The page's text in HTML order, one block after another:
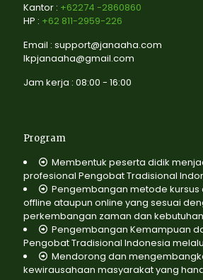
Kantor : +62274 -2860860
HP : +62 811-2959-226
Email : support@janaaha.com
lkpjanaaha@gmail.com
Jam kerja : 08:00 - 16:00
Program
Membentuk peserta didik
profesional Pengobat Tradisional
Pengembangan metode kursus
offline ataupun online yang sesuai
perkembangan zaman dan
Pengembangan Kemampuan
Pengobat Tradisional Indonesia
Mendorong dan
kewirausahaan masyarakat yang